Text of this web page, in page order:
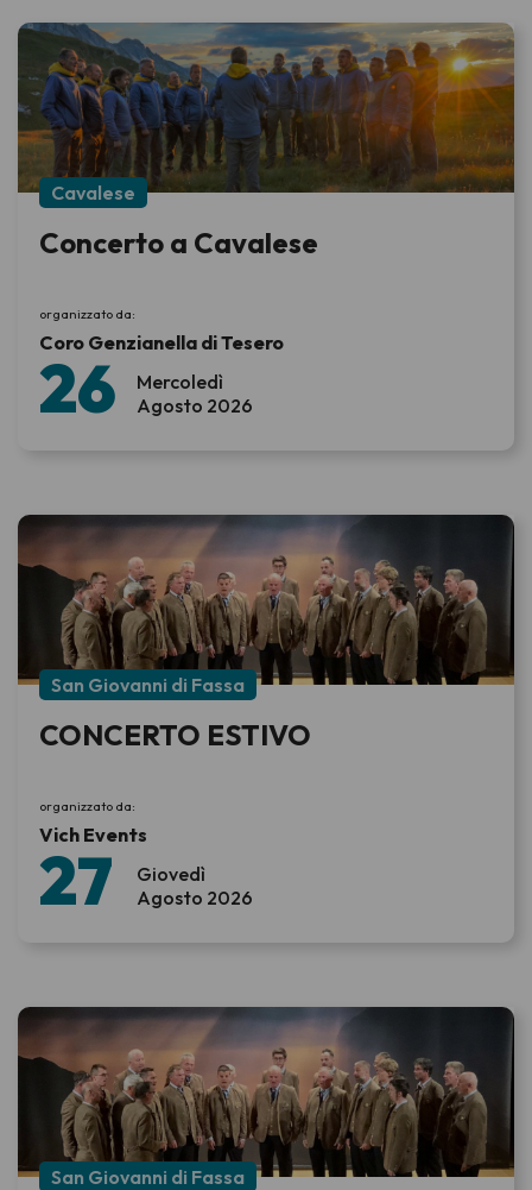
Mercoledì
26 Agosto 2026
Cavalese
Concerto a Cavalese
organizzato da:
Coro Genzianella di Tesero
Giovedì
27 Agosto 2026
San Giovanni di Fassa
CONCERTO ESTIVO
organizzato da:
Vich Events
San Giovanni di Fassa